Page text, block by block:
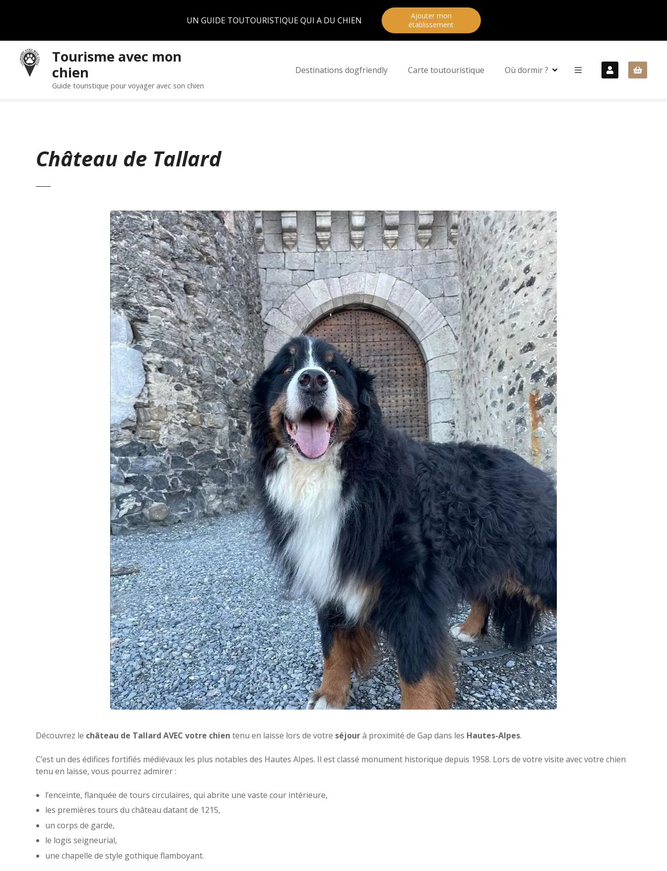
UN GUIDE TOUTOURISTIQUE QUI A DU CHIEN
Ajouter mon
établissement
Tourisme avec mon
chien
Guide touristique pour voyager avec son chien
Destinations dogfriendly Carte toutouristique Où dormir ?
Château de Tallard
Découvrez le château de Tallard AVEC votre chien tenu en laisse lors de votre séjourà proximité de Gap dans les Hautes-Alpes.
C’est un des édifices fortifiés médiévaux les plus notables des Hautes Alpes. Il est classé monument historique depuis 1958. Lors de votre visite avec votre chien
tenu en laisse, vous pourrez admirer :
l’enceinte, flanquée de tours circulaires, qui abrite une vaste cour intérieure,
les premières tours du château datant de 1215,
un corps de garde,
le logis seigneurial,
une chapelle de style gothique flamboyant.